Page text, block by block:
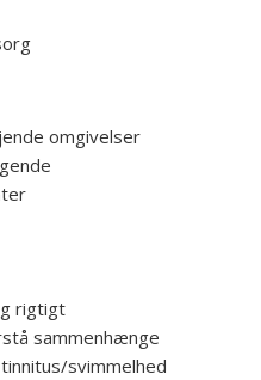
omgivelser
rigtigt
sammenhænge
svimmelhed